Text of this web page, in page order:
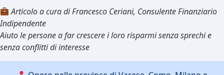
Articolo a cura di Francesco Ceriani, Consulente Finanziario
Indipendente
Aiuto le persone a far crescere i loro risparmi senza sprechi e
senza conflitti di interesse